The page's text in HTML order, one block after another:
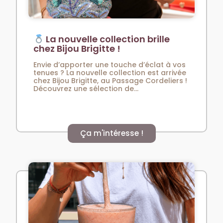
La nouvelle collection brille
chez Bijou Brigitte !
Envie d’apporter une touche d’éclat à vos
tenues ? La nouvelle collection est arrivée
chez Bijou Brigitte, au Passage Cordeliers !
Découvrez une sélection de...
Ça m'intéresse !